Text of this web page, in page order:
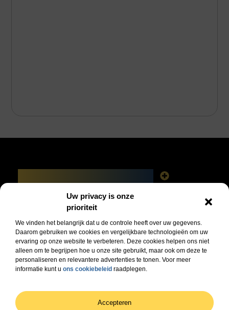
Uw privacy is onze
prioriteit
We vinden het belangrijk dat u de controle heeft over uw gegevens.
Daarom gebruiken we cookies en vergelijkbare technologieën om uw
ervaring op onze website te verbeteren. Deze cookies helpen ons niet
alleen om te begrijpen hoe u onze site gebruikt, maar ook om deze te
personaliseren en relevantere advertenties te tonen. Voor meer
informatie kunt u ons cookiebeleid raadplegen.
Accepteren
Bericht categorie
verder helpen.
@2025 All Right Reserved. Design by